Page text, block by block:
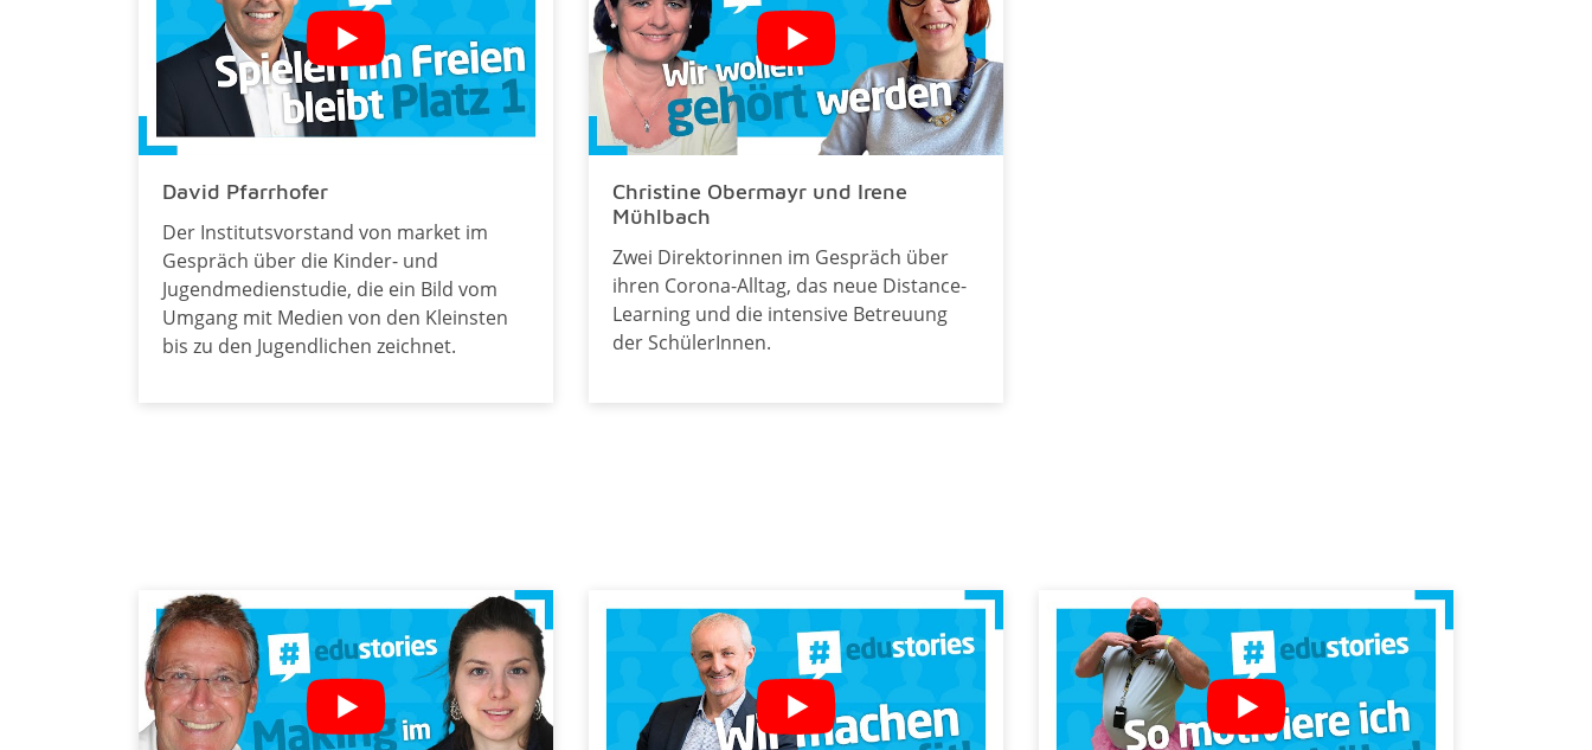
David Pfarrhofer
Der Institutsvorstand von market im
Gespräch über die Kinder- und
Jugendmedienstudie, die ein Bild vom
Umgang mit Medien von den Kleinsten
bis zu den Jugendlichen zeichnet.
Christine Obermayr und Irene
Mühlbach
Zwei Direktorinnen im Gespräch über
ihren Corona-Alltag, das neue Distance-
Learning und die intensive Betreuung
der SchülerInnen.